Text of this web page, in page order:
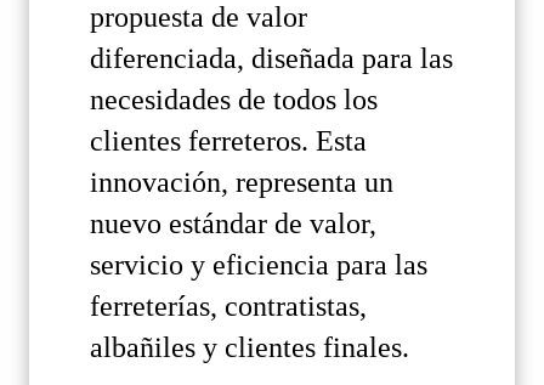
propuesta de valor
diferenciada, diseñada para las
necesidades de todos los
clientes ferreteros. Esta
innovación, representa un
nuevo estándar de valor,
servicio y eficiencia para las
ferreterías, contratistas,
albañiles y clientes finales.